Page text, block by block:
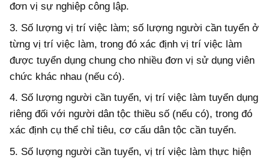
đơn vị sự nghiệp công lập.
3. Số lượng vị trí việc làm; số lượng người cần tuyển ở
từng vị trí việc làm, trong đó xác định vị trí việc làm
được tuyển dụng chung cho nhiều đơn vị sử dụng viên
chức khác nhau (nếu có).
4. Số lượng người cần tuyển, vị trí việc làm tuyển dụng
riêng đối với người dân tộc thiều số (nếu có), trong đó
xác định cụ thể chỉ tiêu, cơ cấu dân tộc cần tuyển.
5. Số lượng người cần tuyển, vị trí việc làm thực hiện